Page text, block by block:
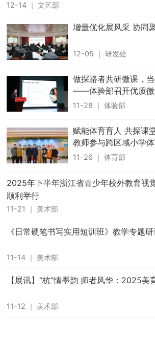
12-14 ｜ 文艺部
增量优化展风采 协同
12-05 ｜ 研发处
做探路者共研微课，
——体验部召开优质微
会
11-28 ｜ 体验部
赋能体育育人 共探
教师参与跨区域小学
11-26 ｜ 体育部
2025年下半年浙江省青少年校外教育视
顺利举行
11-21 ｜ 美术部
《日常硬笔书写实用短训班》教学专题
11-14 ｜ 美术部
【展讯】“杭”情墨韵 师者风华：2025美
11-12 ｜ 美术部